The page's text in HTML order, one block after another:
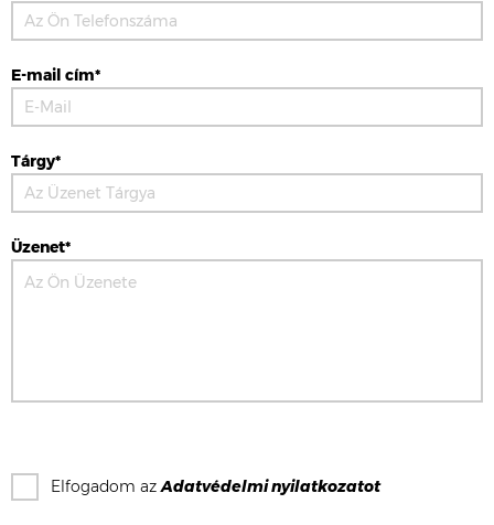
E-mail cím*
Tárgy*
Üzenet*
Elfogadom azAdatvédelmi nyilatkozatot